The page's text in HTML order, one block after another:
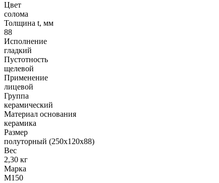
Цвет
солома
Толщина t, мм
88
Исполнение
гладкий
Пустотность
щелевой
Применение
лицевой
Группа
керамический
Материал основания
керамика
Размер
полуторный (250х120х88)
Вес
2,30 кг
Марка
М150